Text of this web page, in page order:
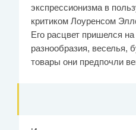
экспрессионизма в
критиком Лоуренсом
Его расцвет пришелся
разнообразия, веселья,
товары они предпочли